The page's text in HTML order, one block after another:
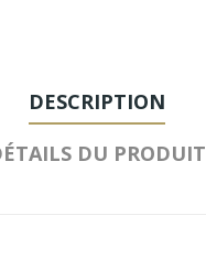
DESCRIPTION
DU PRODUIT